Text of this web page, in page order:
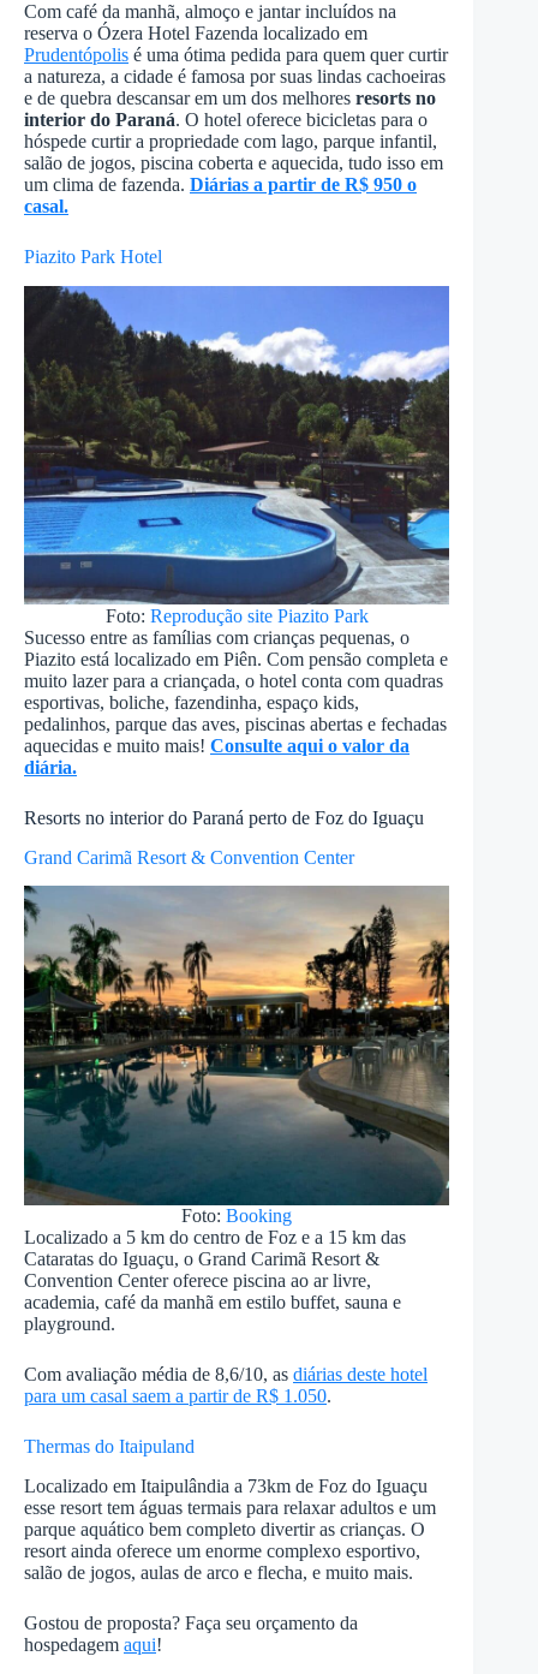
Com café da manhã, almoço e jantar incluídos na
reserva o Ózera Hotel Fazenda localizado em
Prudentópolis é uma ótima pedida para quem quer curtir
a natureza, a cidade é famosa por suas lindas cachoeiras
e de quebra descansar em um dos melhores resorts no
interior do Paraná. O hotel oferece bicicletas para o
hóspede curtir a propriedade com lago, parque infantil,
salão de jogos, piscina coberta e aquecida, tudo isso em
um clima de fazenda. Diárias a partir de R$ 950 o
casal.
Piazito Park Hotel
Foto: Reprodução site Piazito Park
Sucesso entre as famílias com crianças pequenas, o
Piazito está localizado em Piên. Com pensão completa e
muito lazer para a criançada, o hotel conta com quadras
esportivas, boliche, fazendinha, espaço kids,
pedalinhos, parque das aves, piscinas abertas e fechadas
aquecidas e muito mais! Consulte aqui o valor da
diária.
Resorts no interior do Paraná perto de Foz do Iguaçu
Grand Carimã Resort & Convention Center
Foto:Booking
Localizado a 5 km do centro de Foz e a 15 km das
Cataratas do Iguaçu, o Grand Carimã Resort &
Convention Center oferece piscina ao ar livre,
academia, café da manhã em estilo buffet, sauna e
playground.
Com avaliação média de 8,6/10, as diárias deste hotel
para um casal saem a partir de R$ 1.050.
Thermas do Itaipuland
Localizado em Itaipulândia a 73km de Foz do Iguaçu
esse resort tem águas termais para relaxar adultos e um
parque aquático bem completo divertir as crianças. O
resort ainda oferece um enorme complexo esportivo,
salão de jogos, aulas de arco e flecha, e muito mais.
Gostou de proposta? Faça seu orçamento da
hospedagem aqui!